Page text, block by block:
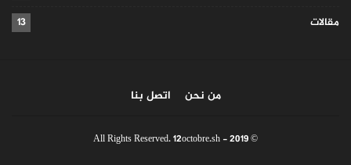
مقالات
13
من نحن اتصل بنا
© 2019 - All Rights Reserved. 12octobre.sh